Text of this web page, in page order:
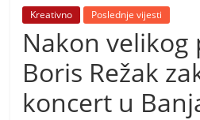
a
o
z
Kreativno Poslednje vijesti
Nakon velikog
Boris Režak
koncert u